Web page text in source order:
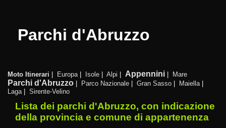
Parchi d'Abruzzo
Moto Itinerari Europa| Isole Alpi Appennini Mare
Parchi d'Abruzzo Parco Nazionale Gran Sasso Maiella|
Laga| Sirente-Velino
Lista dei parchi d'Abruzzo, con indicazione
della provincia e comune di appartenenza